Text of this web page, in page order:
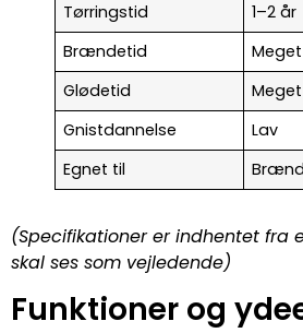
Tørringstid
1–2 år
Brændetid
Glødetid
Gnistdannelse
Lav
Egnet til
(Specifikationer er indhentet fra
skal ses som vejledende)
Funktioner og